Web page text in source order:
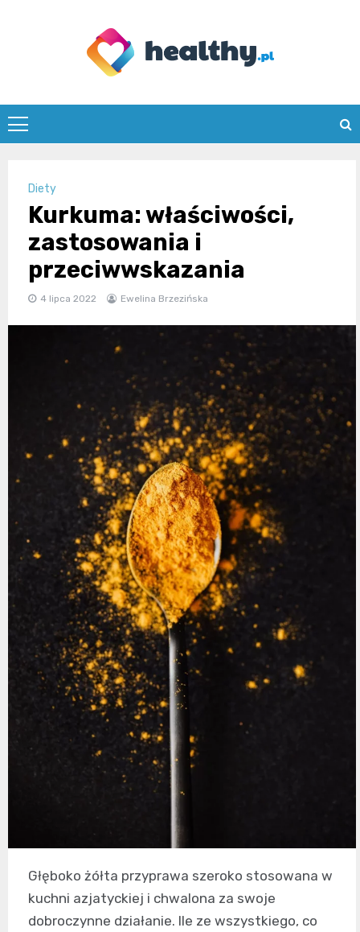
healthy.pl
Diety
Kurkuma: właściwości,
zastosowania i
przeciwwskazania
4 lipca 2022 Ewelina Brzezińska
Głęboko żółta przyprawa szeroko stosowana w
kuchni azjatyckiej i chwalona za swoje
dobroczynne działanie. Ile ze wszystkiego, co